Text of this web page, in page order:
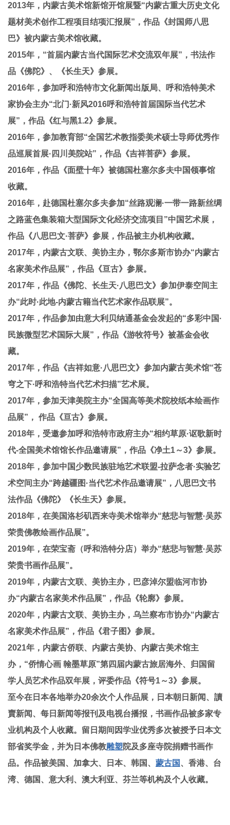
2013年，内蒙古美术馆新馆开馆展暨“内蒙古重大历史文化
题材美术创作工程项目结项汇报展”，作品《封国师八思
巴》被内蒙古美术馆收藏。
2015年，“首届内蒙古当代国际艺术交流双年展”，书法作
品《佛陀》、《长生天》参展。
2016年，参加呼和浩特市文化新闻出版局、呼和浩特美术
家协会主办“北门·新风2016呼和浩特首届国际当代艺术
展”，作品《红与黑1.2》参展。
2016年，参加教育部“全国艺术教指委美术硕士导师优秀作
品巡展首展·四川美院站”，作品《吉祥菩萨》参展。
2016年，作品《面壁十年》被德国杜塞尔多夫中国领事馆
收藏。
2016年，赴德国杜塞尔多夫参加“丝路观澜·一带一路新丝绸
之路蓝色集装箱大型国际文化经济交流项目”中国艺术展，
作品《八思巴文·菩萨》参展，作品被主办机构收藏。
2017年，内蒙古文联、美协主办，鄂尔多斯市协办“内蒙古
名家美术作品展”，作品《亘古》参展。
2017年，作品《佛陀、长生天·八思巴文》参加伊泰空间主
办“此时·此地-内蒙古籍当代艺术家作品联展”。
2017年，作品参加由意大利贝纳通基金会发起的“多彩中国·
民族微型艺术国际大展”，作品《游牧符号》被基金会收
藏。
2017年，作品《吉祥如意·八思巴文》参加内蒙古美术馆“苍
穹之下·呼和浩特当代艺术扫描”艺术展。
2017年，参加天津美院主办“全国高等美术院校纸本绘画作
品展”， 作品《亘古》参展。
2018年，受邀参加呼和浩特市政府主办“相约草原·讴歌新时
代-全国美术馆馆长作品邀请展”，作品《净土1～3》参展。
2018年，参加中国少数民族驻地艺术联盟-拉萨念者·实验艺
术空间主办“跨越疆图·当代艺术作品邀请展”，八思巴文书
法作品《佛陀》《长生天》参展。
2018年，在美国洛杉矶西来寺美术馆举办“慈悲与智慧·吴苏
荣贵佛教绘画作品展”。
2019年，在荣宝斋（呼和浩特分店）举办“慈悲与智慧·吴苏
荣贵书画作品展”。
2019年，内蒙古文联、美协主办，巴彦淖尔盟临河市协
办“内蒙古名家美术作品展”，作品《轮廓》参展。
2020年，内蒙古文联、美协主办，乌兰察布市协办“内蒙古
名家美术作品展”，作品《君子图》参展。
2021年，内蒙古侨联、内蒙古美协、内蒙古美术馆主
办，“侨情心画 翰墨草原”第四届内蒙古旅居海外、归国留
学人员艺术作品双年展，评委作品《符号1～3》参展。
至今在日本各地举办20余次个人作品展，日本朝日新闻、讀
賣新闻、每日新闻等报刊及电视台播报，书画作品被多家专
业机构及个人收藏。留日期间因学业优秀多次被授予日本文
部省奖学金，并为日本佛教雕塑院及多座寺院捐赠书画作
品。作品被美国、加拿大、日本、韩国、 蒙古国、香港、台
湾、德国、意大利、澳大利亚、芬兰等机构及个人收藏。